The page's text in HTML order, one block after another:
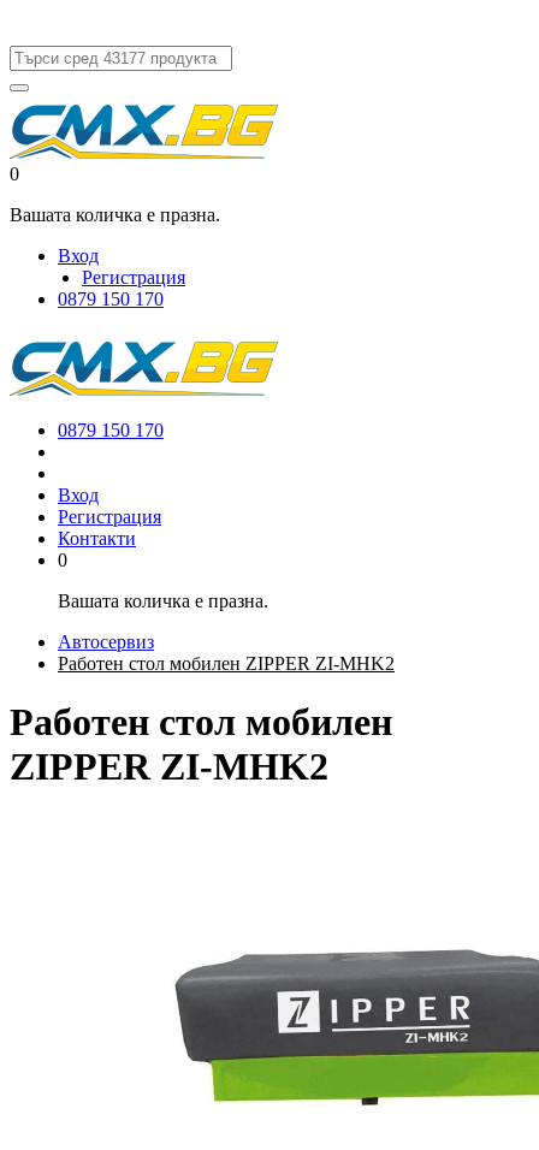
0
Вашата количка е празна.
Вход
Регистрация
0879 150 170
0879 150 170
Вход
Регистрация
Контакти
0
Вашата количка е празна.
Автосервиз
Работен стол мобилен ZIPPER ZI-MHK2
Работен стол мобилен
ZIPPER ZI-MHK2